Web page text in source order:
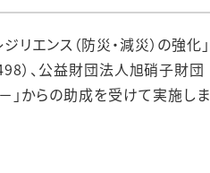
エンス（防災・減災）の強化」
）、公益財団法人旭硝子財団
からの助成を受けて実施しま